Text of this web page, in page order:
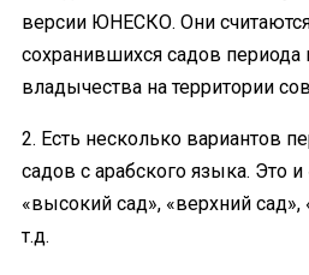
версии ЮНЕСКО. Они
сохранившихся садов периода
владычества на территории
2. Есть несколько вариантов
садов с арабского языка. Это и
«высокий сад», «верхний
т.д.